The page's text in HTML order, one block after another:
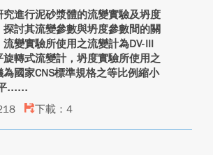
究進行泥砂漿體的流變實驗及坍度
探討其流變參數與坍度參數間的關
流變實驗所使用之流變計為DV-III
旋轉式流變計，坍度實驗所使用之
為國家CNS標準規格之等比例縮小
...
下載：4